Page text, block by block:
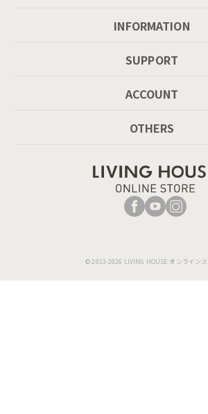
INFORMATION
SUPPORT
ACCOUNT
OTHERS
© 2013-2026 LIVING HOUSE.オンライン